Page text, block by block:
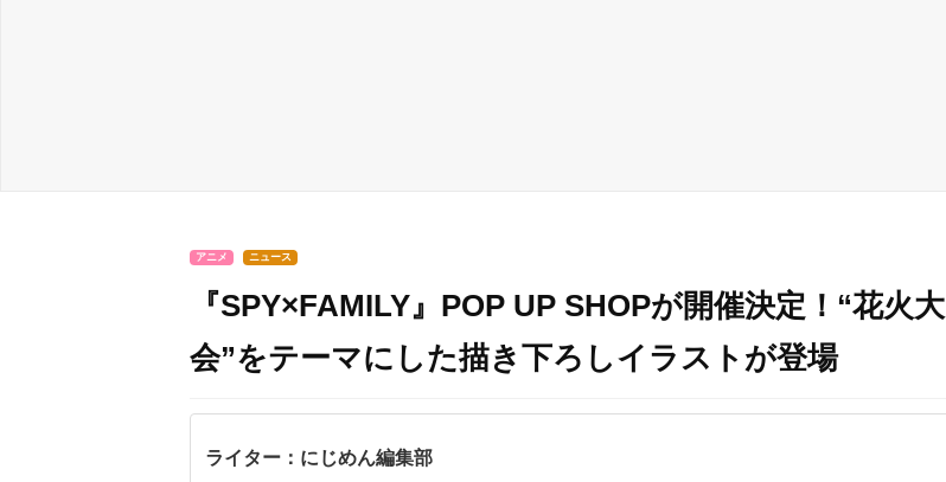
アニメ ニュース
『SPY×FAMILY』POP UP SHOPが開催決定！“花火大
会”をテーマにした描き下ろしイラストが登場
ライター：にじめん編集部